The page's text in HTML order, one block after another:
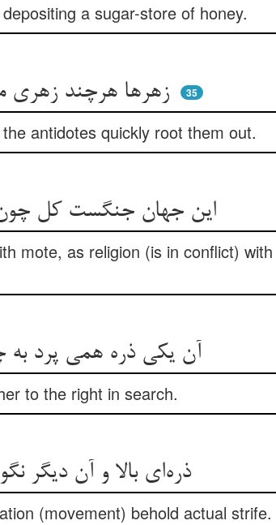
a sugar-store of honey.
زهرها هرچند زهری می‌کنند ** زود تریاقاتشان بر می‌کنند 35
antidotes quickly root them out.
این جهان جنگست کل چون بنگری ** ذره با ذره چو دین با کافری
mote, as religion (is in conflict) with
to the right in search.
ذره‌ای بالا و آن دیگر نگون ** جنگ فعلیشان ببین اندر رکون
(movement) behold actual strife.